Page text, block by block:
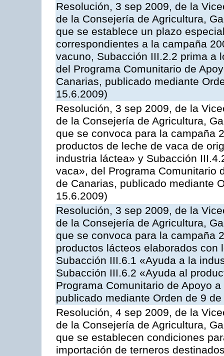
Resolución, 3 sep 2009, de la
de la Consejería de Agricultura,
que se establece un plazo
correspondientes a la campaña
vacuno, Subacción III.2.2 prima a
del Programa Comunitario de
Canarias, publicado mediante
15.6.2009)
Resolución, 3 sep 2009, de la
de la Consejería de Agricultura,
que se convoca para la campaña
productos de leche de vaca de
industria láctea» y Subacción
vaca», del Programa Comunitario
de Canarias, publicado mediante
15.6.2009)
Resolución, 3 sep 2009, de la
de la Consejería de Agricultura,
que se convoca para la campaña
productos lácteos elaborados
Subacción III.6.1 «Ayuda a la
Subacción III.6.2 «Ayuda al
Programa Comunitario de Apoyo
publicado mediante Orden de 9
Resolución, 4 sep 2009, de la
de la Consejería de Agricultura,
que se establecen condiciones
importación de terneros